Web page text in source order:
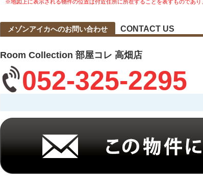
※地図上に表示される物件の位置は付近住所に所在することを表すものであり
メゾンアイカへのお問い合わせ CONTACT US
Room Collection 部屋コレ 高畑店
052-325-2295